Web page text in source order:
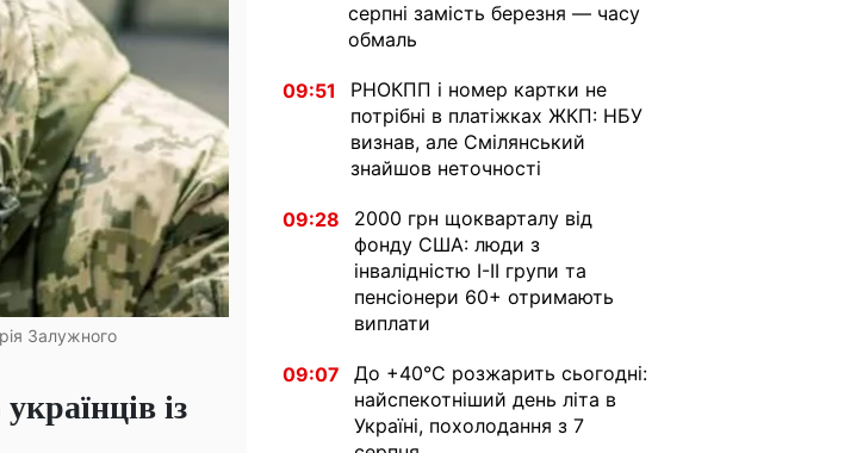
Залужного
із
серпні замість березня — часу
обмаль
09:51
РНОКПП і номер картки не
потрібні в платіжках ЖКП: НБУ
визнав, але Смілянський
знайшов неточності
09:28
2000 грн щокварталу від
фонду США: люди з
інвалідністю I-II групи та
пенсіонери 60+ отримають
виплати
09:07
До +40°С розжарить сьогодні:
найспекотніший день літа в
Україні, похолодання з 7